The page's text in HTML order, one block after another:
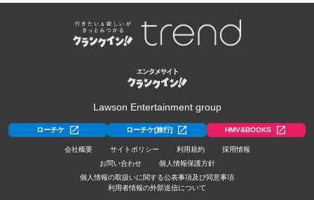
Lawson Entertainment group
ローチケ ローチケ[旅行] HMV&BOOKS
会社概要 サイトポリシー 利用規約
採用情報
お問い合わせ
個人情報保護方針
個人情報の取扱いに関する公表事項及び同意事項
利用者情報の外部送信について